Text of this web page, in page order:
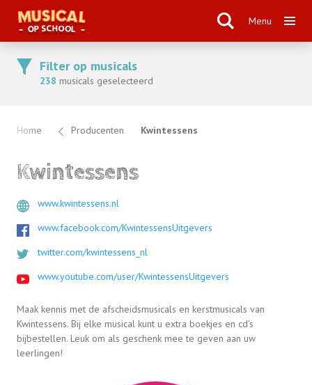
Menu
Filter op musicals
238 musicals geselecteerd
Home Producenten Kwintessens
Kwintessens
www.kwintessens.nl
www.facebook.com/KwintessensUitgevers
twitter.com/kwintessens_nl
www.youtube.com/user/KwintessensUitgevers
Maak kennis met de afscheidsmusicals en kerstmusicals van
Kwintessens. Bij elke musical kunt u extra boekjes en cd's
bijbestellen. Leuk om als geschenk mee te geven aan uw
leerlingen!